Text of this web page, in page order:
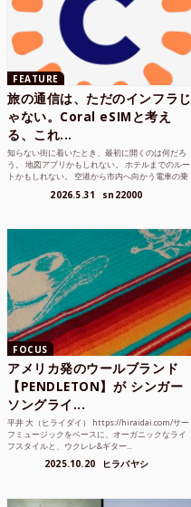
FEATURE
旅の通信は、ただのインフラじ
ゃない。Coral eSIMと考え
る、これ...
知らない街に着いたとき、最初に開くのは何だろ
う。 地図アプリかもしれない。 ホテルまでのルー
トかもしれない。 空港から市内へ向かう電車の乗
2026.5.31 sn22000
FOCUS
アメリカ発のウールブランド
【PENDLETON】が シンガー
ソングライ...
平井 大（ヒライダイ） https://hiraidai.com/サー
フミュージックをベースに、オーガニックなライ
フスタイルと、ウクレレ&ギター...
2025.10.20 ヒラバヤシ